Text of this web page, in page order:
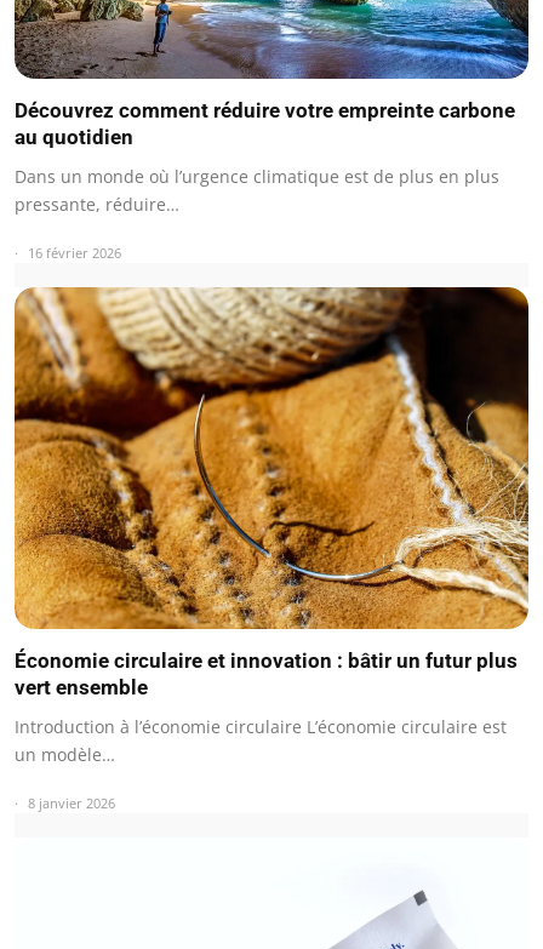
Découvrez comment réduire votre empreinte carbone
au quotidien
Dans un monde où l’urgence climatique est de plus en plus
pressante, réduire…
16 février 2026
Économie circulaire et innovation : bâtir un futur plus
vert ensemble
Introduction à l’économie circulaire L’économie circulaire est
un modèle…
8 janvier 2026